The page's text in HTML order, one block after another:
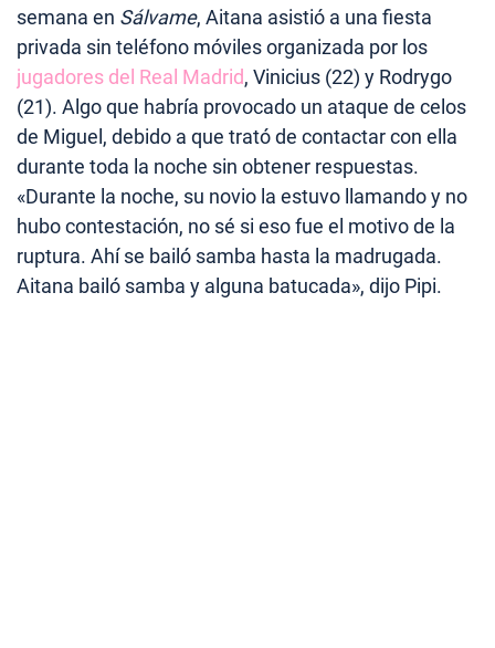
semana en Sálvame, Aitana asistió a una fiesta
privada sin teléfono móviles organizada por los
jugadores del Real Madrid, Vinicius (22) y Rodrygo
(21). Algo que habría provocado un ataque de celos
de Miguel, debido a que trató de contactar con ella
durante toda la noche sin obtener respuestas.
«Durante la noche, su novio la estuvo llamando y no
hubo contestación, no sé si eso fue el motivo de la
ruptura. Ahí se bailó samba hasta la madrugada.
Aitana bailó samba y alguna batucada», dijo Pipi.